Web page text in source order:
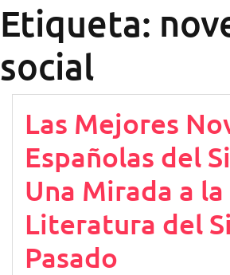
Etiqueta:
social
Las Mejores
Españolas del
Una Mirada a la
Literatura del
Pasado